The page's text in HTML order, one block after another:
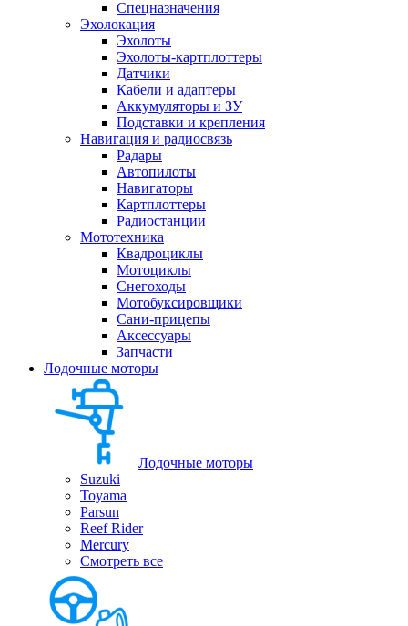
Спецназначения
Эхолокация
Эхолоты
Эхолоты-картплоттеры
Датчики
Кабели и адаптеры
Аккумуляторы и ЗУ
Подставки и крепления
Навигация и радиосвязь
Радары
Автопилоты
Навигаторы
Картплоттеры
Радиостанции
Мототехника
Квадроциклы
Мотоциклы
Снегоходы
Мотобуксировщики
Сани-прицепы
Аксессуары
Запчасти
Лодочные моторы
Лодочные моторы
Suzuki
Toyama
Parsun
Reef Rider
Mercury
Смотреть все